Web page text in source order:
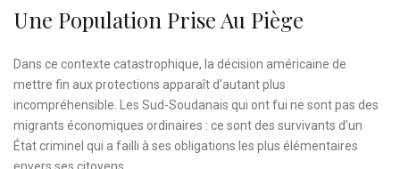
Une Population Prise Au Piège
Dans ce contexte catastrophique, la décision américaine de
mettre fin aux protections apparaît d’autant plus
incompréhensible. Les Sud-Soudanais qui ont fui ne sont pas des
migrants économiques ordinaires : ce sont des survivants d’un
État criminel qui a failli à ses obligations les plus élémentaires